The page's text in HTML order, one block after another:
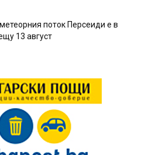
поток Персеиди е в
13 август